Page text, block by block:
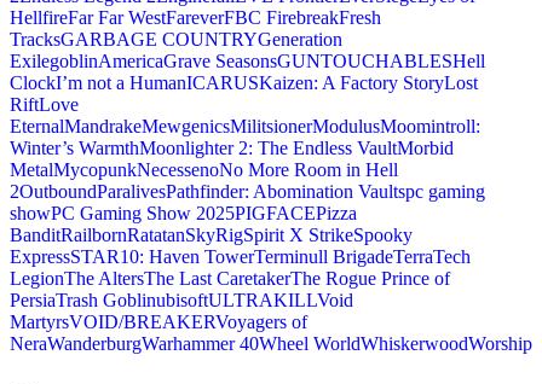
HellfireFar Far WestFareverFBC FirebreakFresh
TracksGARBAGE COUNTRYGeneration
ExilegoblinAmericaGrave SeasonsGUNTOUCHABLESHell
ClockI’m not a HumanICARUSKaizen: A Factory StoryLost
RiftLove
EternalMandrakeMewgenicsMilitsionerModulusMoomintroll:
Winter’s WarmthMoonlighter 2: The Endless VaultMorbid
MetalMycopunkNecessenoNo More Room in Hell
2OutboundParalivesPathfinder: Abomination Vaultspc gaming
showPC Gaming Show 2025PIGFACEPizza
BanditRailbornRatatanSkyRigSpirit X StrikeSpooky
ExpressSTAR10: Haven TowerTerminull BrigadeTerraTech
LegionThe AltersThe Last CaretakerThe Rogue Prince of
PersiaTrash GoblinubisoftULTRAKILLVoid
MartyrsVOID/BREAKERVoyagers of
NeraWanderburgWarhammer 40Wheel WorldWhiskerwoodWorship